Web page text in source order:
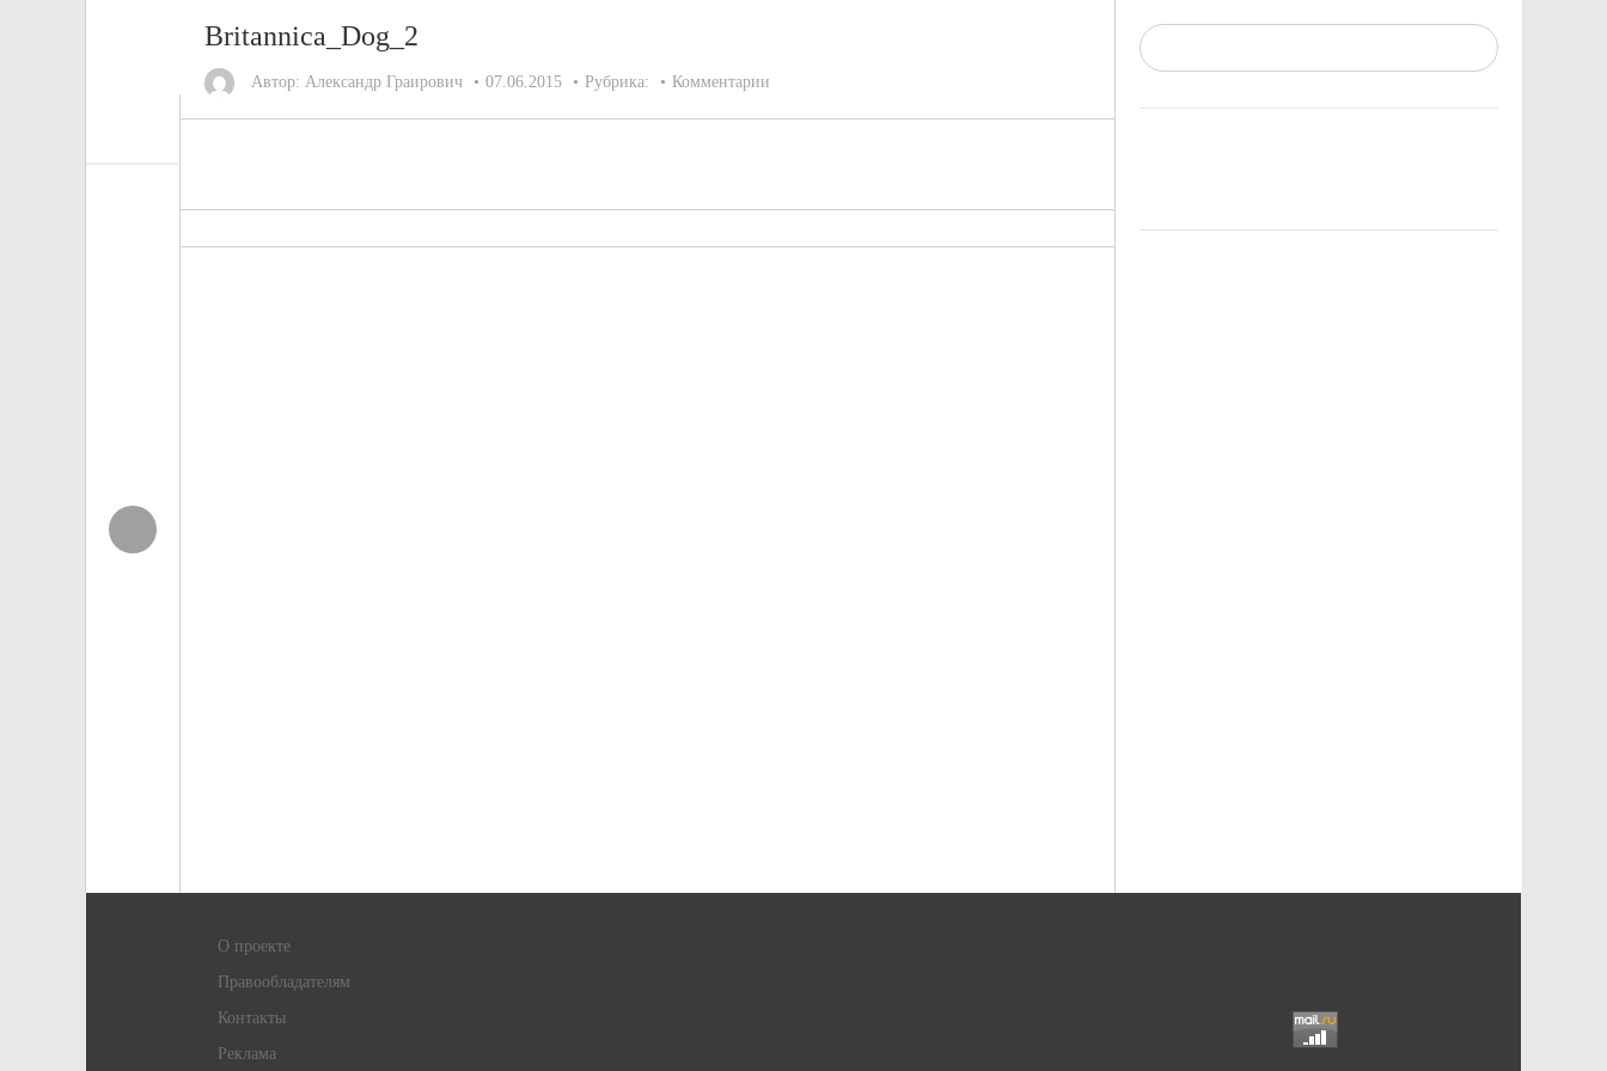
Britannica_Dog_2
Автор: Александр Граирович 07.06.2015 Рубрика: Комментарии
О проекте
Правообладателям
Контакты
Реклама